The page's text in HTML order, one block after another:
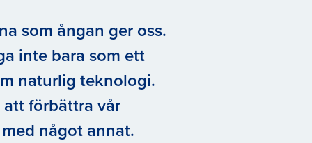
som ångan ger oss.
inte bara som ett
naturlig teknologi.
förbättra vår
något annat.